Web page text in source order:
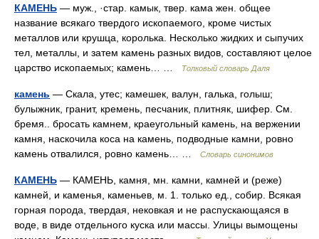
КАМЕНЬ — муж., ·стар. камык, твер. кама жен. общее
название всякаго твердого ископаемого, кроме чистых
металлов или крушца, королька. Несколько жидких и сыпучих
тел, металлы, и затем камень разных видов, составляют целое
царство ископаемых; камень… …
Толковый словарь Даля
камень — Скала, утес; камешек, валун, галька, голыш;
булыжник, гранит, кремень, песчаник, плитняк, шифер. См.
бремя.. бросать камнем, краеугольный камень, на вержении
камня, наскочила коса на камень, подводные камни, ровно
камень отвалился, ровно камень… …
Словарь синонимов
КАМЕНЬ — КАМЕНЬ, камня, мн. камни, камней и (реже)
камней, и каменья, каменьев, м. 1. только ед., собир. Всякая
горная порода, твердая, нековкая и не распускающаяся в
воде, в виде отдельного куска или массы. Улицы вымощены